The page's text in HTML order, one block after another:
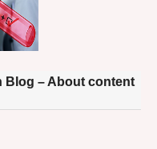
Blog – About content